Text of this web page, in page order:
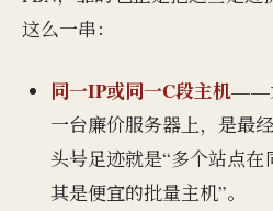
这么一串：
同一IP或同一C段主机——
一台廉价服务器上，是最
头号足迹就是“多个站点
其是便宜的批量主机”。